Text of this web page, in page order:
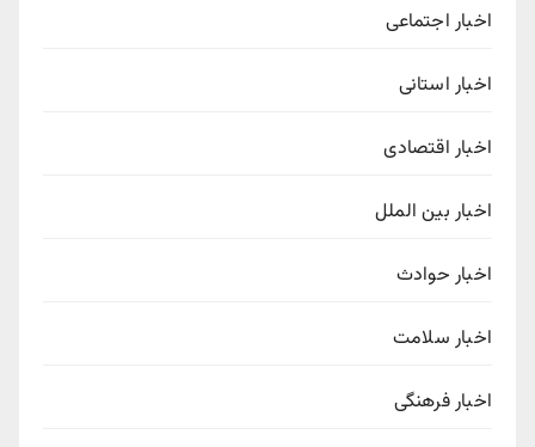
اخبار اجتماعی
اخبار استانی
اخبار اقتصادی
اخبار بین الملل
اخبار حوادث
اخبار سلامت
اخبار فرهنگی